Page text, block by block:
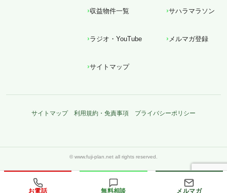
お電話 無料相談 メルマガ
収益物件一覧 サハラマラソン
ラジオ・YouTube メルマガ登録
サイトマップ
サイトマップ 利用規約・免責事項 プライバシーポリシー